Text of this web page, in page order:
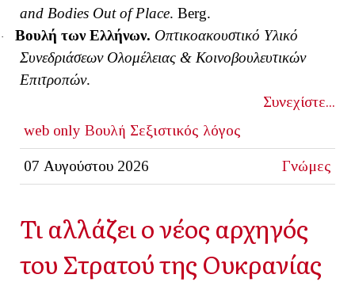
and Bodies Out of Place. Berg.
· Βουλή των Ελλήνων. Οπτικοακουστικό Υλικό
Συνεδριάσεων Ολομέλειας & Κοινοβουλευτικών
Επιτροπών.
Συνεχίστε...
web only Βουλή Σεξιστικός λόγος
07 Αυγούστου 2026 Γνώμες
Τι αλλάζει ο νέος αρχηγός
του Στρατού της Ουκρανίας